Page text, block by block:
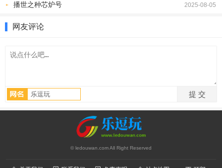
播世之种芯炉号 2025-08-05
网友评论
© ledouwan.com All Right Reserved